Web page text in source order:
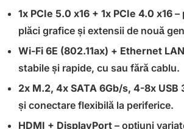
1x PCIe 5.0 x16 + 1x PCIe 4.0 x16 –
plăci grafice și extensii de nouă
Wi-Fi 6E (802.11ax) + Ethernet LAN
stabile și rapide, cu sau fără cablu.
2x M.2, 4x SATA 6Gb/s, 4-8x USB
și conectare flexibilă la periferice.
HDMI + DisplayPort – opțiuni